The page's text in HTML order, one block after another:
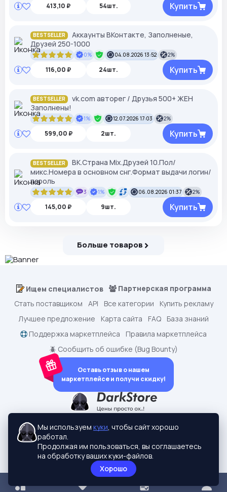
413,10 ₽ 54шт. Купить
BESTSELLER
Аккаунты ВКонтакте, Заполненые,
Друзей 250-1000
0% 04.08.2026 13:52 2%
116,00 ₽ 24шт. Купить
BESTSELLER
vk.com авторег / Друзья 500+ ЖЕН
Заполнены!
1% 12.07.2026 17:03 2%
599,00 ₽ 2шт. Купить
BESTSELLER
ВК.Страна Mix.Друзей 10.Пол/
микс.Номера в основном снг.Формат выдачи логин/
пароль
3 1% 06.08.2026 01:37 2%
145,00 ₽ 9шт. Купить
Больше товаров
2015-2026 © dark.shopping
Актуальные адреса:
Ищем специалистов
Партнерская программа
Стать поставщиком
API Все категории
Купить рекламу
Лучшее предложение
Карта сайта FAQ
База знаний
Поддержка маркетплейса
Правила маркетплейса
🪲 Сообщить об ошибке (Bug Bounty)
Оставь отзыв о нашем
маркетплейсе и получи скидку!
Мы используем куки, чтобы сайт хорошо
работал.
Продолжая им пользоваться, вы соглашаетесь
на обработку ваших куки-файлов.
Хорошо